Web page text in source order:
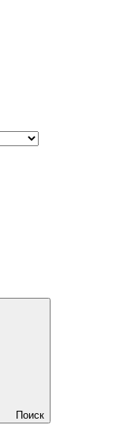
Поиск